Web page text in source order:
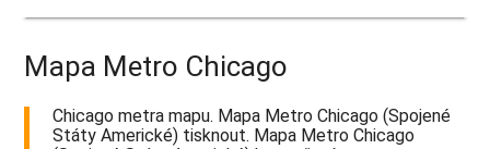
Mapa Metro Chicago
Chicago metra mapu. Mapa Metro Chicago (Spojené
Státy Americké) tisknout. Mapa Metro Chicago